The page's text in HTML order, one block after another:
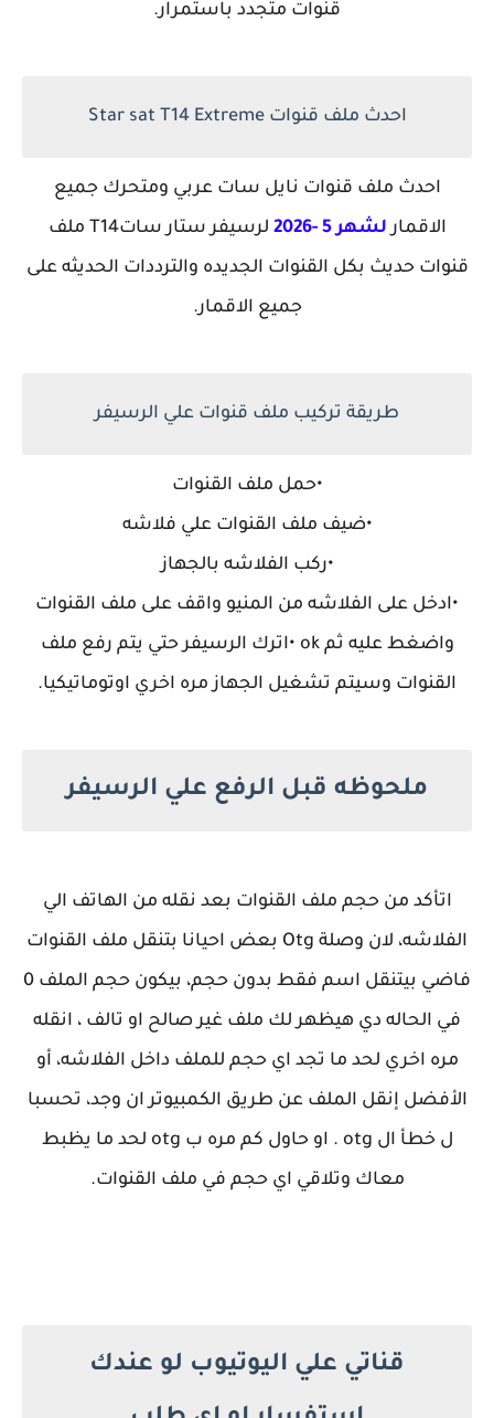
قنوات متجدد باستمرار.
احدث ملف قنوات Star sat T14 Extreme
احدث ملف قنوات نايل سات عربي ومتحرك جميع
الاقمارلشهر 5 -2026
لرسيفر ستار ساتT14 ملف
قنوات حديث بكل القنوات الجديده والترددات الحديثه على
جميع الاقمار.
طريقة تركيب ملف قنوات علي الرسيفر
•حمل ملف القنوات
•ضيف ملف القنوات علي فلاشه
•ركب الفلاشه بالجهاز
•ادخل على الفلاشه من المنيو واقف على ملف القنوات
واضغط عليه ثم ok •اترك الرسيفر حتي يتم رفع ملف
القنوات وسيتم تشغيل الجهاز مره اخري اوتوماتيكيا.
ملحوظه قبل الرفع علي الرسيفر
اتأكد من حجم ملف القنوات بعد نقله من الهاتف الي
الفلاشه، لان وصلة Otg بعض احيانا بتنقل ملف القنوات
فاضي بيتنقل اسم فقط بدون حجم، بيكون حجم الملف 0
في الحاله دي هيظهر لك ملف غير صالح او تالف ، انقله
مره اخري لحد ما تجد اي حجم للملف داخل الفلاشه، أو
الأفضل إنقل الملف عن طريق الكمبيوتر ان وجد، تحسبا
ل خطأ ال otg . او حاول كم مره ب otg لحد ما يظبط
معاك وتلاقي اي حجم في ملف القنوات.
قناتي علي اليوتيوب لو عندك